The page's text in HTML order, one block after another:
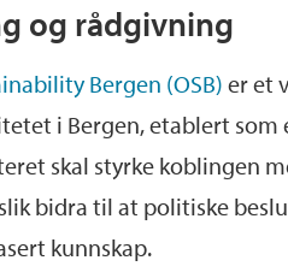
og rådgivning
Bergen (OSB)er et
i Bergen, etablert
skal styrke koblingen
bidra til at politiske
kunnskap.